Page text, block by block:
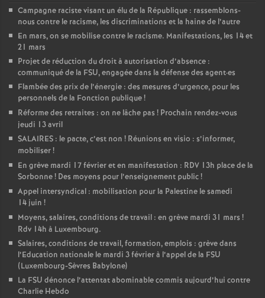
é
a
n
s
T
o
u
r
s
Campagne raciste visant un élu de la République : rassemblons-
nous contre le racisme, les discriminations et la haine de l’autre
En mars, on se mobilise contre le racisme. Manifestations, les 14 et
21 mars
Projet de réduction du droit à autorisation d’absence :
communiqué de la FSU, engagée dans la défense des agent·es
Flambée des prix de l’énergie : des mesures d’urgence, pour les
personnels de la Fonction publique!
Réforme des retraites : on ne lâche pas ! Prochain rendez-vous
jeudi 13 avril
SALAIRES : le pacte, c’est non ! Réunions en visio : s’informer,
mobiliser!
En grève mardi 17 février et en manifestation : RDV 13h place de la
Sorbonne! Des moyens pour l’enseignement public!
Appel intersyndical : mobilisation pour la Palestine le samedi
14 juin !
Moyens, salaires, conditions de travail : en grève mardi 31 mars !
Rdv 14h à Luxembourg.
Salaires, conditions de travail, formation, emplois : grève dans
l’Education nationale le mardi 3 février à l’appel de la FSU
(Luxembourg-Sèvres Babylone)
La FSU dénonce l’attentat abominable commis aujourd’hui contre
Charlie Hebdo